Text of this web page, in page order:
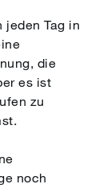
Tag in
die
es ist
zu
noch